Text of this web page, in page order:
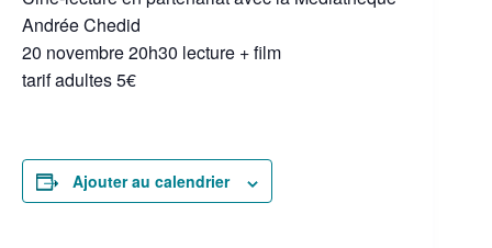
Andrée Chedid
20 novembre 20h30 lecture + film
tarif adultes 5€
Ajouter au calendrier